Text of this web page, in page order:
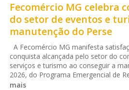
Fecomércio MG celebra
do setor de eventos e
manutenção do Perse
A Fecomércio MG manifesta
conquista alcançada pelo setor do
serviços e turismo ao conseguir a
2026, do Programa Emergencial de
mais